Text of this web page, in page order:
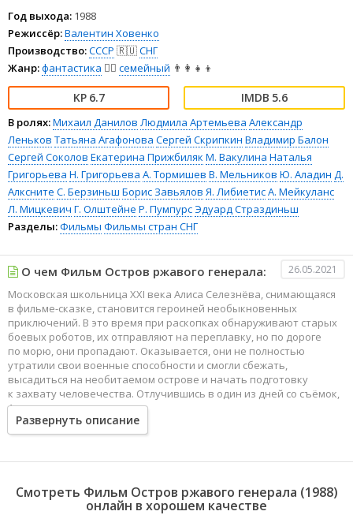
Год выхода: 1988
Режиссёр:Валентин Ховенко
Производство:СССР 🇷🇺СНГ
Жанр:фантастика 🧙‍♀️ семейный 👨‍👩‍👧‍👦
6.7 5.6
В ролях:Михаил Данилов Людмила Артемьева Александр
Леньков Татьяна Агафонова Сергей Скрипкин Владимир Балон
Сергей Соколов Екатерина Прижбиляк М. Вакулина Наталья
Григорьева Н. Григорьева А. Тормишев В. Мельников Ю. Аладин Д.
Алксните С. Берзиньш Борис Завьялов Я. ЛибиетисА. Мейкуланс
Л. Мицкевич Г. Олштейне Р. ПумпурсЭдуард Страздиньш
Разделы:Фильмы Фильмы стран СНГ
О чем Фильм Остров ржавого генерала: 26.05.2021
Московская школьница XXI века Алиса Селезнёва, снимающаяся
в фильме-сказке, становится героиней необыкновенных
приключений. В это время при раскопках обнаруживают старых
боевых роботов, их отправляют на переплавку, но по дороге
по морю, они пропадают. Оказывается, они не полностью
утратили свои военные способности и смогли сбежать,
высадиться на необитаемом острове и начать подготовку
к захвату человечества. Отлучившись в один из дней со съёмок,
Алиса попадает к ним в плен.
Развернуть описание
Смотреть Фильм Остров ржавого генерала (1988)
онлайн в хорошем качестве